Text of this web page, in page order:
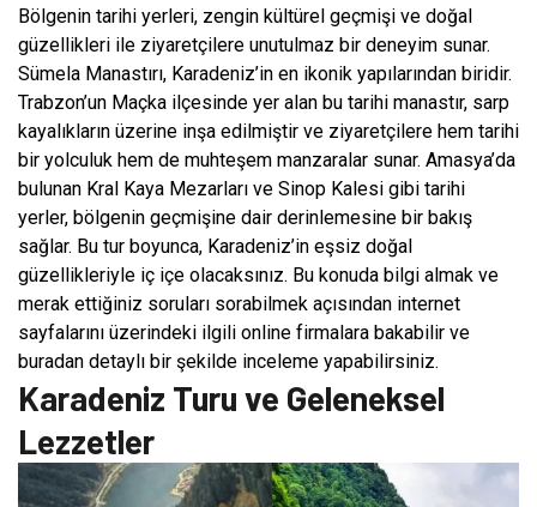
Bölgenin tarihi yerleri, zengin kültürel geçmişi ve doğal
güzellikleri ile ziyaretçilere unutulmaz bir deneyim sunar.
Sümela Manastırı, Karadeniz’in en ikonik yapılarından biridir.
Trabzon’un Maçka ilçesinde yer alan bu tarihi manastır, sarp
kayalıkların üzerine inşa edilmiştir ve ziyaretçilere hem tarihi
bir yolculuk hem de muhteşem manzaralar sunar. Amasya’da
bulunan Kral Kaya Mezarları ve Sinop Kalesi gibi tarihi
yerler, bölgenin geçmişine dair derinlemesine bir bakış
sağlar. Bu tur boyunca, Karadeniz’in eşsiz doğal
güzellikleriyle iç içe olacaksınız. Bu konuda bilgi almak ve
merak ettiğiniz soruları sorabilmek açısından internet
sayfalarını üzerindeki ilgili online firmalara bakabilir ve
buradan detaylı bir şekilde inceleme yapabilirsiniz.
Karadeniz Turu ve Geleneksel
Lezzetler